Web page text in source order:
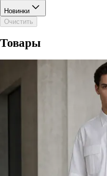
Новинки
Очистить
Товары